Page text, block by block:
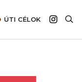
ÚTI CÉLOK